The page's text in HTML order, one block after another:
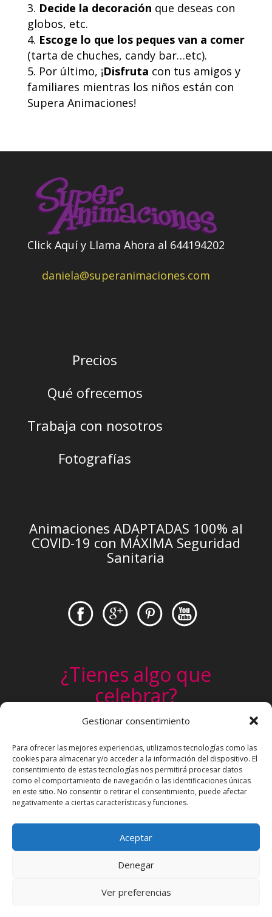
Gestionar consentimiento
Para ofrecer las mejores experiencias, utilizamos tecnologías como las
cookies para almacenar y/o acceder a la información del dispositivo. El
consentimiento de estas tecnologías nos permitirá procesar datos
como el comportamiento de navegación o las identificaciones únicas
en este sitio. No consentir o retirar el consentimiento, puede afectar
negativamente a ciertas características y funciones.
Aceptar
Denegar
Ver preferencias
Decide la decoración que deseas con
globos, etc.
Escoge lo que los peques van a comer
(tarta de chuches, candy bar…etc).
Por último, ¡Disfruta con tus amigos y
familiares mientras los niños están con
Supera Animaciones!
Click Aquí y Llama Ahora al 644194202
daniela@superanimaciones.com
Precios
Qué ofrecemos
Trabaja con nosotros
Fotografías
Animaciones ADAPTADAS 100% al
COVID-19 con MÁXIMA Seguridad
Sanitaria
¿Tienes algo que
celebrar?
Un cumpleaños, una comunión, un
evento infantil. Pide tu presupuesto
personalizado sin ningún compromiso
Sí, Quiero
Política de cookies (UE)
Política de Privacidad